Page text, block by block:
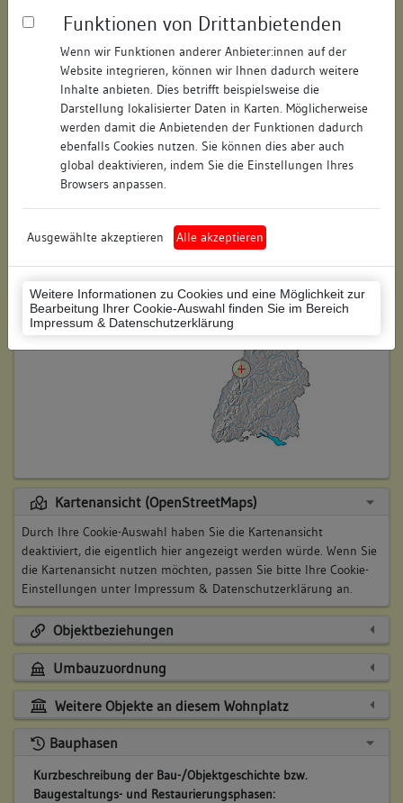
Funktionen von Drittanbietenden
Wenn wir Funktionen anderer Anbieter:innen auf der
Website integrieren, können wir Ihnen dadurch weitere
Inhalte anbieten. Dies betrifft beispielsweise die
Darstellung lokalisierter Daten in Karten. Möglicherweise
werden damit die Anbietenden der Funktionen dadurch
ebenfalls Cookies nutzen. Sie können dies aber auch
global deaktivieren, indem Sie die Einstellungen Ihres
Browsers anpassen.
Ausgewählte akzeptieren Alle akzeptieren
Weitere Informationen zu Cookies und eine Möglichkeit zur
Bearbeitung Ihrer Cookie-Auswahl finden Sie im Bereich
Impressum & Datenschutzerklärung
Hausnummer:
Postleitzahl: 76133
Stadt-Teilort: Karlsruhe
Regierungsbezirk: Karlsruhe
Karlsruhe (Stadtkreis)
Flurstücknummer: keine
Historischer Straßenname: keiner
Historische Gebäudenummer: keine
Lage des Wohnplatzes:
Kartenansicht (OpenStreetMaps)
Durch Ihre Cookie-Auswahl haben Sie die Kartenansicht
deaktiviert, die eigentlich hier angezeigt werden würde. Wenn Sie
die Kartenansicht nutzen möchten, passen Sie bitte Ihre Cookie-
Einstellungen unter Impressum & Datenschutzerklärung an.
Objektbeziehungen
Umbauzuordnung
Weitere Objekte an diesem Wohnplatz
Bauphasen
Kurzbeschreibung der Bau-/Objektgeschichte bzw.
Baugestaltungs- und Restaurierungsphasen: